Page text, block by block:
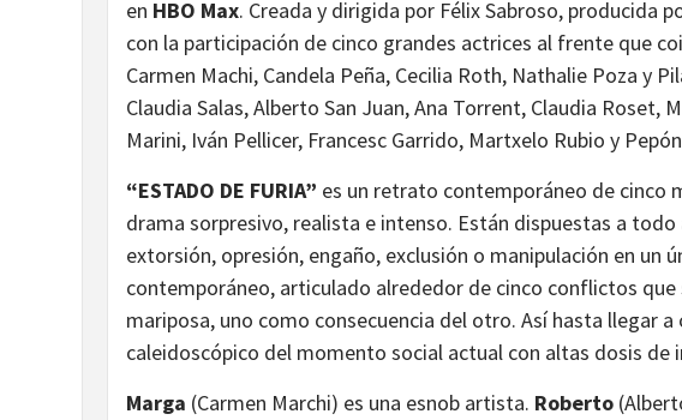
en HBO Max. Creada y dirigida por Félix Sabroso, producida
con la participación de cinco grandes actrices al frente que
Carmen Machi, Candela Peña, Cecilia Roth, Nathalie Poza y
Claudia Salas, Alberto San Juan, Ana Torrent, Claudia Roset,
Marini, Iván Pellicer, Francesc Garrido, Martxelo Rubio y
“ESTADO DE FURIA” es un retrato contemporáneo de cinco
drama sorpresivo, realista e intenso. Están dispuestas a
extorsión, opresión, engaño, exclusión o manipulación en un
contemporáneo, articulado alrededor de cinco conflictos
mariposa, uno como consecuencia del otro. Así hasta llegar
caleidoscópico del momento social actual con altas dosis de
Marga (Carmen Marchi) es una esnob artista. Roberto